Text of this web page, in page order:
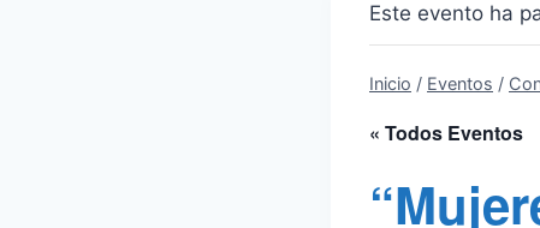
Este evento ha
Inicio / Eventos /
« Todos Eventos